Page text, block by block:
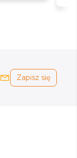
Zapisz się